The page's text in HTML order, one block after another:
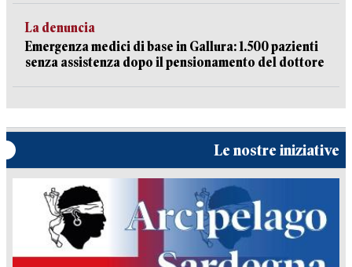
La denuncia
Emergenza medici di base in Gallura: 1.500 pazienti
senza assistenza dopo il pensionamento del dottore
Le nostre iniziative